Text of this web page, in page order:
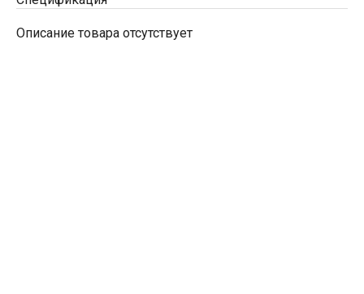
Описание товара отсутствует